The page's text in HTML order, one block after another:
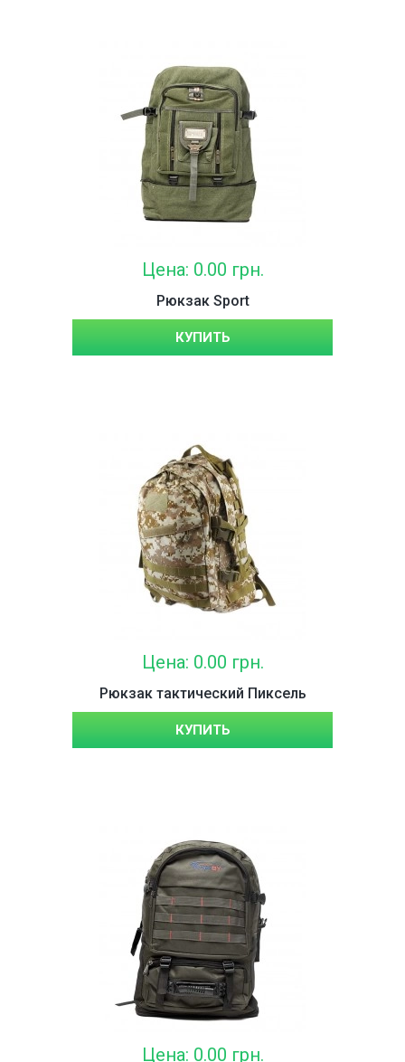
Цена: 0.00 грн.
Рюкзак Sport
КУПИТЬ
Цена: 0.00 грн.
Рюкзак тактический Пиксель
КУПИТЬ
Цена: 0.00 грн.